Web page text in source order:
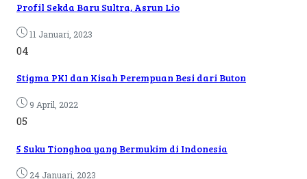
Profil Sekda Baru Sultra, Asrun Lio
11 Januari, 2023
04
Stigma PKI dan Kisah Perempuan Besi dari Buton
9 April, 2022
05
5 Suku Tionghoa yang Bermukim di Indonesia
24 Januari, 2023